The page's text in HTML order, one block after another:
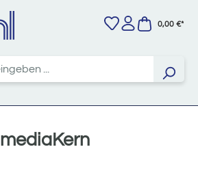
0,00 €*
mediaKern